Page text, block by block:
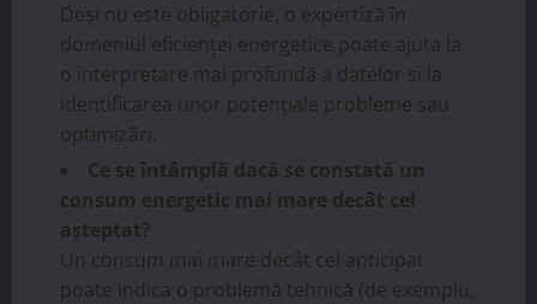
Deși nu este obligatorie, o expertiză în
domeniul eficienței energetice poate ajuta la
o interpretare mai profundă a datelor și la
identificarea unor potențiale probleme sau
optimizări.
Ce se întâmplă dacă se constată un
consum energetic mai mare decât cel
așteptat?
Un consum mai mare decât cel anticipat
poate indica o problemă tehnică (de exemplu,